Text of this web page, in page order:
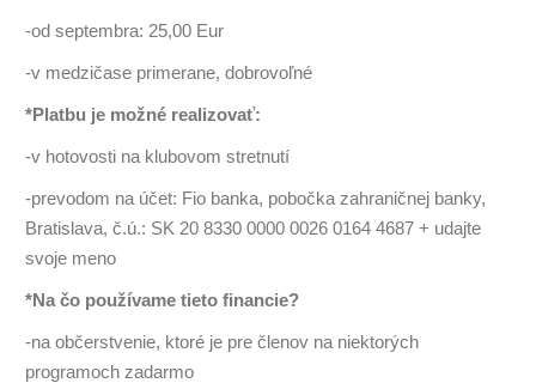
-od septembra: 25,00 Eur
-v medzičase primerane, dobrovoľné
*Platbu je možné realizovať:
-v hotovosti na klubovom stretnutí
-prevodom na účet: Fio banka, pobočka zahraničnej banky,
Bratislava, č.ú.: SK 20 8330 0000 0026 0164 4687 + udajte
svoje meno
*Na čo používame tieto financie?
-na občerstvenie, ktoré je pre členov na niektorých
programoch zadarmo